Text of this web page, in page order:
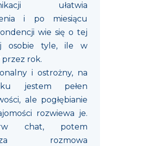
ułatwia
i po miesiącu
wie się o tej
osobie tyle, ile w
rok.
i ostrożny, na
jestem pełen
ale pogłębianie
rozwiewa je.
chat, potem
rozmowa